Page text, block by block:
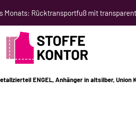
Monats: Rücktransportfuß mit
SCHNITTMUSTER NÄHKURSE
ENGEL, Anhänger in altsilber, Union